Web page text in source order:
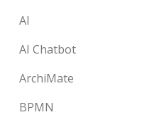
AI
AI Chatbot
ArchiMate
BPMN